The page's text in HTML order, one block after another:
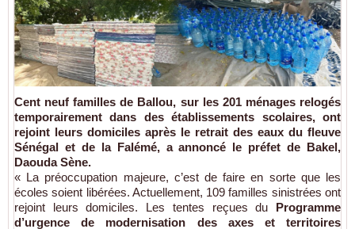
Cent neuf familles de Ballou, sur les 201 ménagesrelogés
temporairement dans des établissements scolaires, ont
rejoint leurs domiciles après le retrait des eaux du fleuve
Sénégal et de la Falémé, a annoncé le préfet de Bakel,
Daouda Sène.
« La préoccupation majeure, c’est de faire en sorte que les
écoles soient libérées. Actuellement, 109 familles sinistrées ont
rejoint leurs domiciles. Les tentes reçues du Programme
d’urgence de modernisation des axes et territoires